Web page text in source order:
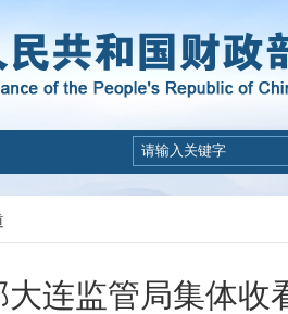
大连监管局集体收